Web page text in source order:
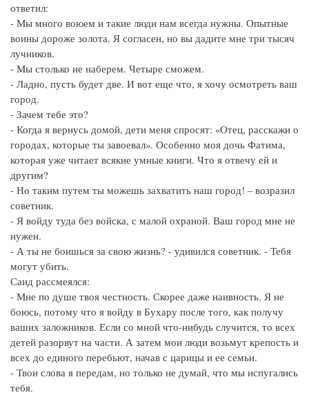
ответил:
- Мы много воюем и такие люди нам всегда нужны. Опытные
воины дороже золота. Я согласен, но вы дадите мне три тысяч
лучников.
- Мы столько не наберем. Четыре сможем.
- Ладно, пусть будет две. И вот еще что, я хочу осмотреть ваш
город.
- Зачем тебе это?
- Когда я вернусь домой, дети меня спросят: «Отец, расскажи о
городах, которые ты завоевал». Особенно моя дочь Фатима,
которая уже читает всякие умные книги. Что я отвечу ей и
другим?
- Но таким путем ты можешь захватить наш город! – возразил
советник.
- Я войду туда без войска, с малой охраной. Ваш город мне не
нужен.
- А ты не боишься за свою жизнь? - удивился советник. - Тебя
могут убить.
Саид рассмеялся:
- Мне по душе твоя честность. Скорее даже наивность. Я не
боюсь, потому что я войду в Бухару после того, как получу
ваших заложников. Если со мной что-нибудь случится, то всех
детей разорвут на части. А затем мои люди возьмут крепость и
всех до единого перебьют, начав с царицы и ее семьи.
- Твои слова я передам, но только не думай, что мы испугались
тебя.